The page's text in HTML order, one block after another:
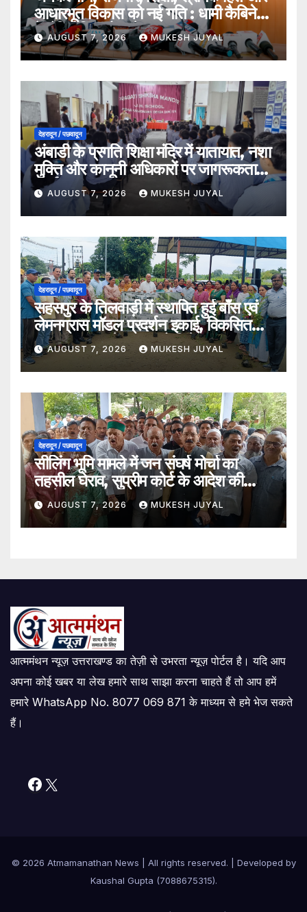
आधारभूत विकास को नई गति : धामी कैबिनेट
के ऐतिहासिक फैसले
AUGUST 7, 2026 MUKESH JUYAL
देहरादून / पछवादून
अंबाडी के प्रगति शिक्षा मंदिर में यातायात, नशा
मुक्ति और कानूनी अधिकारों पर जागरूकता
कार्यक्रम
AUGUST 7, 2026 MUKESH JUYAL
देहरादून / पछवादून
सहसपुर के तिलवाड़ी में स्थापित हुई बाँस एवं
लेमनग्रास मॉडल प्रदर्शन इकाई, विकसित
भारत–2047 के लक्ष्य को मिलेगा बल
AUGUST 7, 2026 MUKESH JUYAL
देहरादून / पछवादून
सीलिंग भूमि मामले में जन संघर्ष मोर्चा का
तहसील घेराव, सुप्रीम कोर्ट के आदेश की
अवहेलना का लगाया आरोप
AUGUST 7, 2026 MUKESH JUYAL
आत्ममंथन न्यूज़ उत्तराखण्ड का तेज़ी से उभरता न्यूज़ पोर्टल है। यदि आप
अपना कोई खबर या लेख हमारे साथ साझा करना चाहते हैं तो आप हमें
हमारे WhatsApp No. 8077 069 871 के माध्यम से हमे भेज सकते
हैं।
Facebook
X
© 2026 Atmamanathan News
All rights reserved. | Developed by
Kaushal Gupta (7088675315).